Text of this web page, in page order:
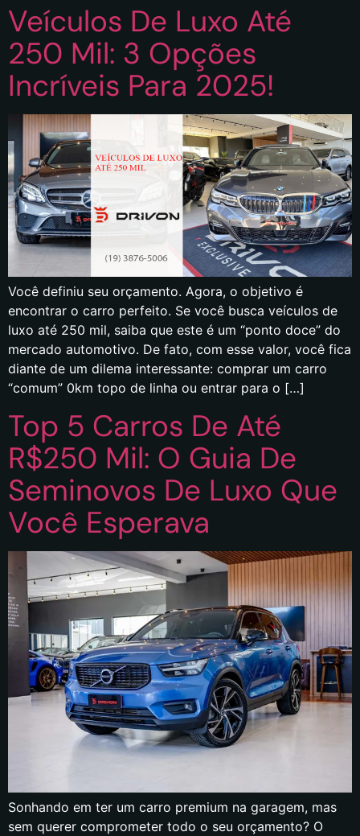
Veículos De Luxo Até
250 Mil: 3 Opções
Incríveis Para 2025!
Você definiu seu orçamento. Agora, o objetivo é
encontrar o carro perfeito. Se você busca veículos de
luxo até 250 mil, saiba que este é um “ponto doce” do
mercado automotivo. De fato, com esse valor, você fica
diante de um dilema interessante: comprar um carro
“comum” 0km topo de linha ou entrar para o […]
Top 5 Carros De Até
R$250 Mil: O Guia De
Seminovos De Luxo Que
Você Esperava
Sonhando em ter um carro premium na garagem, mas
sem querer comprometer todo o seu orçamento? O